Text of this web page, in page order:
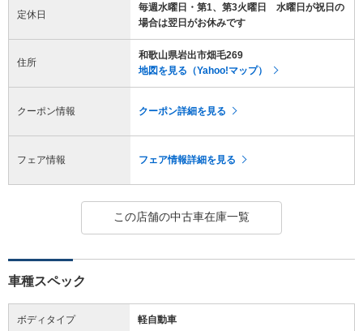
定休日
毎週水曜日・第1、第3火曜日 水曜日が祝日の
場合は翌日がお休みです
住所
和歌山県岩出市畑毛269
地図を見る（Yahoo!マップ）
クーポン情報 クーポン詳細を見る
フェア情報 フェア情報詳細を見る
この店舗の中古車在庫一覧
車種スペック
ボディタイプ 軽自動車